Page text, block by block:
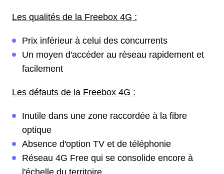
Les qualités de la Freebox 4G :
Prix inférieur à celui des concurrents
Un moyen d'accéder au réseau rapidement et
facilement
Les défauts de la Freebox 4G :
Inutile dans une zone raccordée à la fibre
optique
Absence d'option TV et de téléphonie
Réseau 4G Free qui se consolide encore à